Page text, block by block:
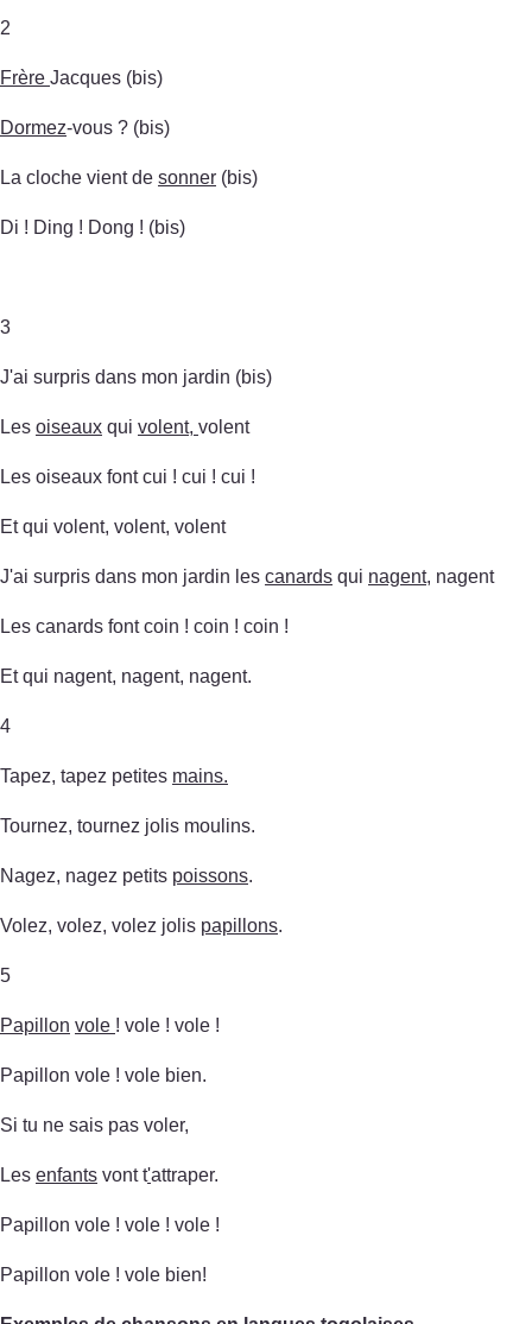
2
Frère Jacques (bis)
Dormez-vous ? (bis)
La cloche vient de sonner (bis)
Di ! Ding ! Dong ! (bis)
3
J'ai surpris dans mon jardin (bis)
Les oiseaux qui volent, volent
Les oiseaux font cui ! cui ! cui !
Et qui volent, volent, volent
J'ai surpris dans mon jardin les canards qui nagent, nagent
Les canards font coin ! coin ! coin !
Et qui nagent, nagent, nagent.
4
Tapez, tapez petites mains.
Tournez, tournez jolis moulins.
Nagez, nagez petits poissons.
Volez, volez, volez jolis papillons.
5
Papillon vole ! vole ! vole !
Papillon vole ! vole bien.
Si tu ne sais pas voler,
Les enfants vont t'attraper.
Papillon vole ! vole ! vole !
Papillon vole ! vole bien!